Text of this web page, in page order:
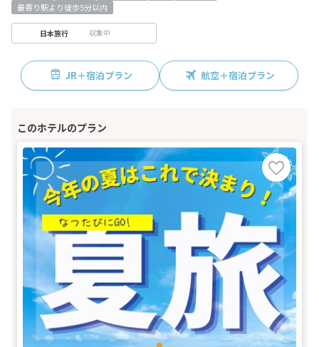
最寄り駅より徒歩5分以内
日本旅行 収集中
JR＋宿泊プラン 航空＋宿泊プラン